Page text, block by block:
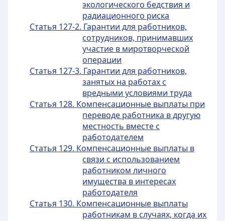
экологического бедствия и
радиационного риска
Статья 127-2. Гарантии для работников,
сотрудников, принимавших
участие в миротворческой
операции
Статья 127-3. Гарантии для работников,
занятых на работах с
вредными условиями труда
Статья 128. Компенсационные выплаты при
переводе работника в другую
местность вместе с
работодателем
Статья 129. Компенсационные выплаты в
связи с использованием
работником личного
имущества в интересах
работодателя
Статья 130. Компенсационные выплаты
работникам в случаях, когда их